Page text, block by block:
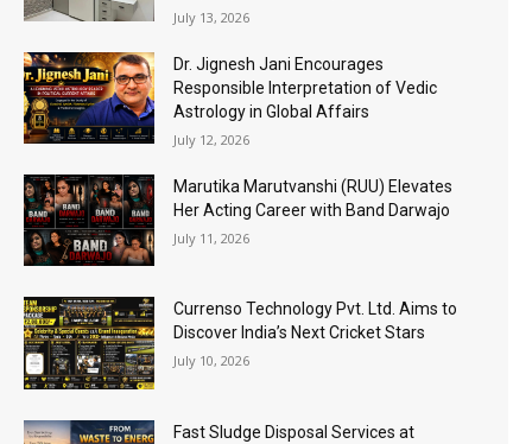
July 13, 2026
Dr. Jignesh Jani Encourages
Responsible Interpretation of Vedic
Astrology in Global Affairs
July 12, 2026
Marutika Marutvanshi (RUU) Elevates
Her Acting Career with Band Darwajo
July 11, 2026
Currenso Technology Pvt. Ltd. Aims to
Discover India’s Next Cricket Stars
July 10, 2026
Fast Sludge Disposal Services at